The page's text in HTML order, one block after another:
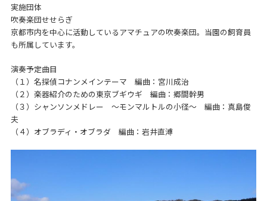
実施団体
吹奏楽団せせらぎ
京都市内を中心に活動しているアマチュアの吹奏楽団。当園の飼育員
も所属しています。
演奏予定曲目
（１）名探偵コナンメインテーマ 編曲：宮川成治
（２）楽器紹介のための東京ブギウギ 編曲：郷間幹男
（３）シャンソンメドレー ～モンマルトルの小径～ 編曲：真島俊
夫
（４）オブラディ・オブラダ 編曲：岩井直溥